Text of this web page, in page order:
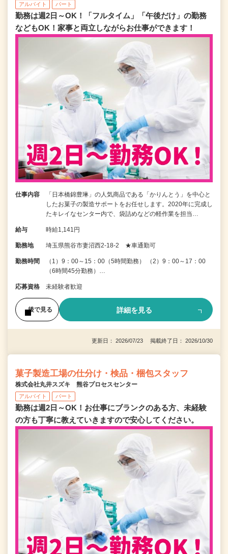
アルバイト パート
勤務は週2日～OK！「フルタイム」「午後だけ」の勤務
などもOK！家事と両立しながらお仕事ができます！
仕事内容
「日本橋錦豊琳」の人気商品である「かりんとう」を中心と
したお菓子の製造サポートをお任せします。2020年に完成し
たキレイなセンター内で、袋詰めなどの軽作業を担当…
給与 時給1,141円
勤務地 埼玉県熊谷市妻沼西2-18-2 ★車通勤可
勤務時間
（1）9：00～15：00（5時間勤務） （2）9：00～17：00
（6時間45分勤務）…
応募資格 未経験者歓迎
後で見る 詳細を見る
更新日： 2026/07/23 掲載終了日： 2026/10/30
菓子製造工場の仕分け・検品・梱包スタッフ
株式会社丸井スズキ 熊谷プロセスセンター
アルバイト パート
勤務は週2日～OK！お仕事にブランクのある方、未経験
の方も丁寧に教えていきますので安心してください。